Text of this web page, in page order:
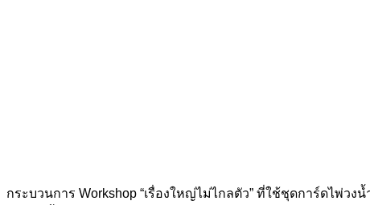
กระบวนการ Workshop “เรื่องใหญ่ไม่ไกลตัว” ที่ใช้ชุดการ์ดไพ่